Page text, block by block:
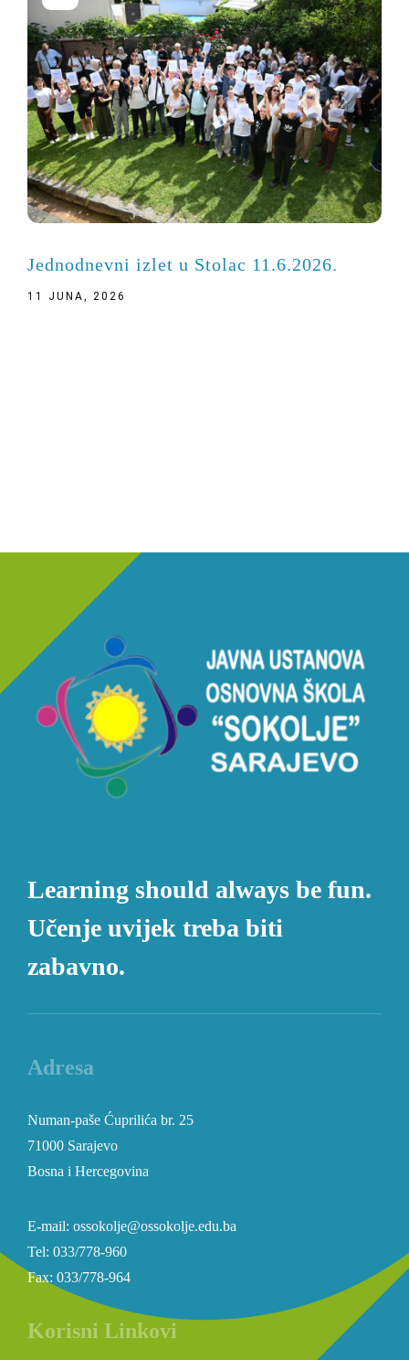
Jednodnevni izlet u Stolac 11.6.2026.
11 JUNA, 2026
Learning should always be fun.
Učenje uvijek treba biti
zabavno.
Adresa
Numan-paše Ćuprilića br. 25
71000 Sarajevo
Bosna i Hercegovina
E-mail: ossokolje@ossokolje.edu.ba
Tel: 033/778-960
Fax: 033/778-964
Korisni Linkovi